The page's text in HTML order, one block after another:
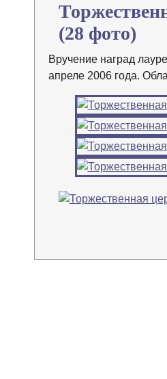
(28 фото)
Вручение наград
апреле 2006 года.
←